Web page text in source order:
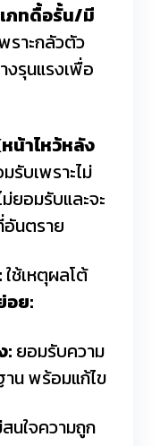
ภทดื้อรั้น/มี
ราะกลัวตัว
รุนแรงเพื่อ
น้าไหว้หลัง
บเพราะไม่
ยอมรับและจะ
นตราย
ใช้เหตุผลโต้
อย:
:ยอมรับความ
น พร้อมแก้ไข
นใจความถูก